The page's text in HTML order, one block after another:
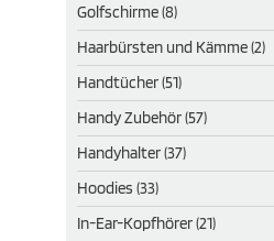
Golfschirme (8)
Haarbürsten und Kämme (2)
Handtücher (51)
Handy Zubehör (57)
Handyhalter (37)
Hoodies (33)
In-Ear-Kopfhörer (21)